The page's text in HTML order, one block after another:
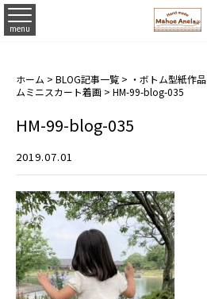
menu
ホーム > BLOG記事一覧 > ・ボトム型紙作品
ムミニスカート着画 > HM-99-blog-035
HM-99-blog-035
2019.07.01